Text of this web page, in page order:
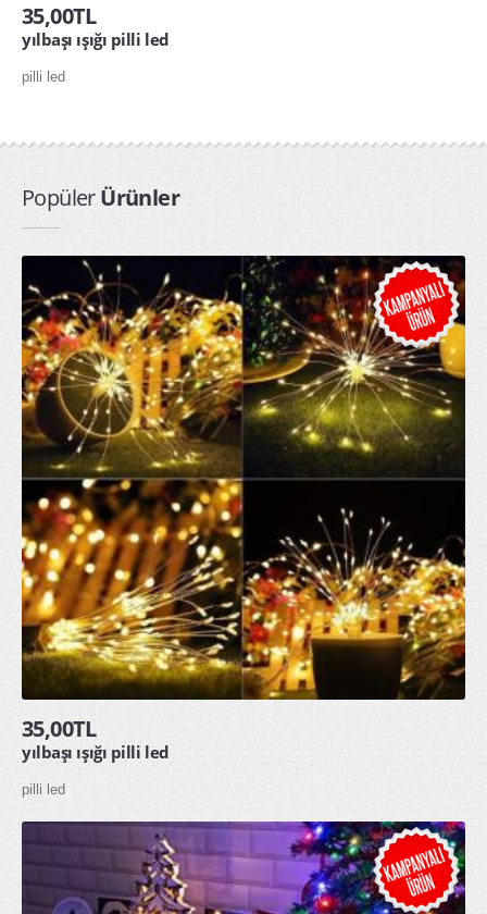
35,00TL
yılbaşı ışığı pilli led
pilli led
PopülerÜrünler
35,00TL
yılbaşı ışığı pilli led
pilli led